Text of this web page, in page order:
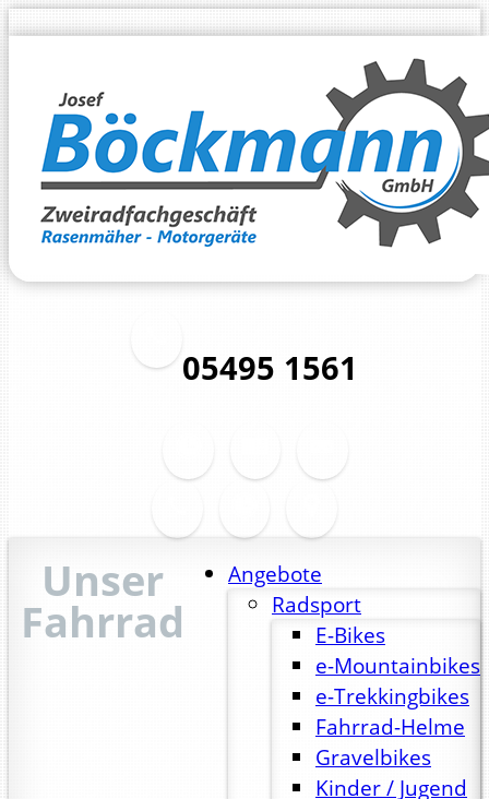
05495 1561
Angebote
Radsport
E-Bikes
e-Mountainbikes
e-Trekkingbikes
Fahrrad-Helme
Gravelbikes
Kinder / Jugend
Unser
Fahrrad